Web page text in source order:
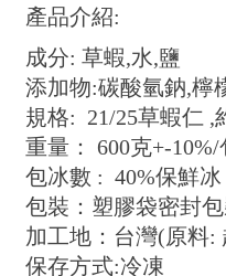
產品介紹:
成分: 草蝦,水,鹽
添加物:碳酸氫鈉,檸
規格: 21/25草蝦仁 ,
重量： 600克+-10%/
包冰數 : 40%保鮮冰
包裝：塑膠袋密封
加工地：台灣(原料:
保存方式:冷凍